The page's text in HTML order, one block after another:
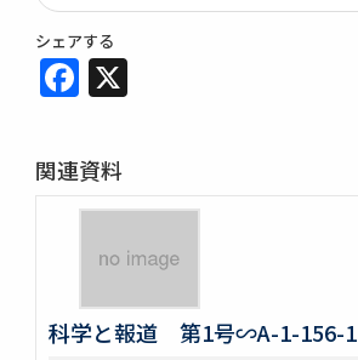
シェアする
Facebook
関連資料
科学と報道 第1号∽A-1-156-1